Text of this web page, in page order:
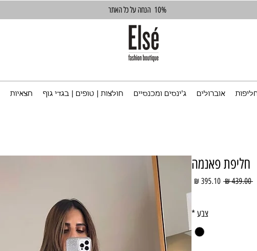
10% הנחה על כל האתר
אוברולים ג'ינסים ומכנסיים חולצות | טופים | בגדי גוף חצאיות
חליפת פאנמה
‏439.00 ‏₪
מחיר
מבצע
צבע*